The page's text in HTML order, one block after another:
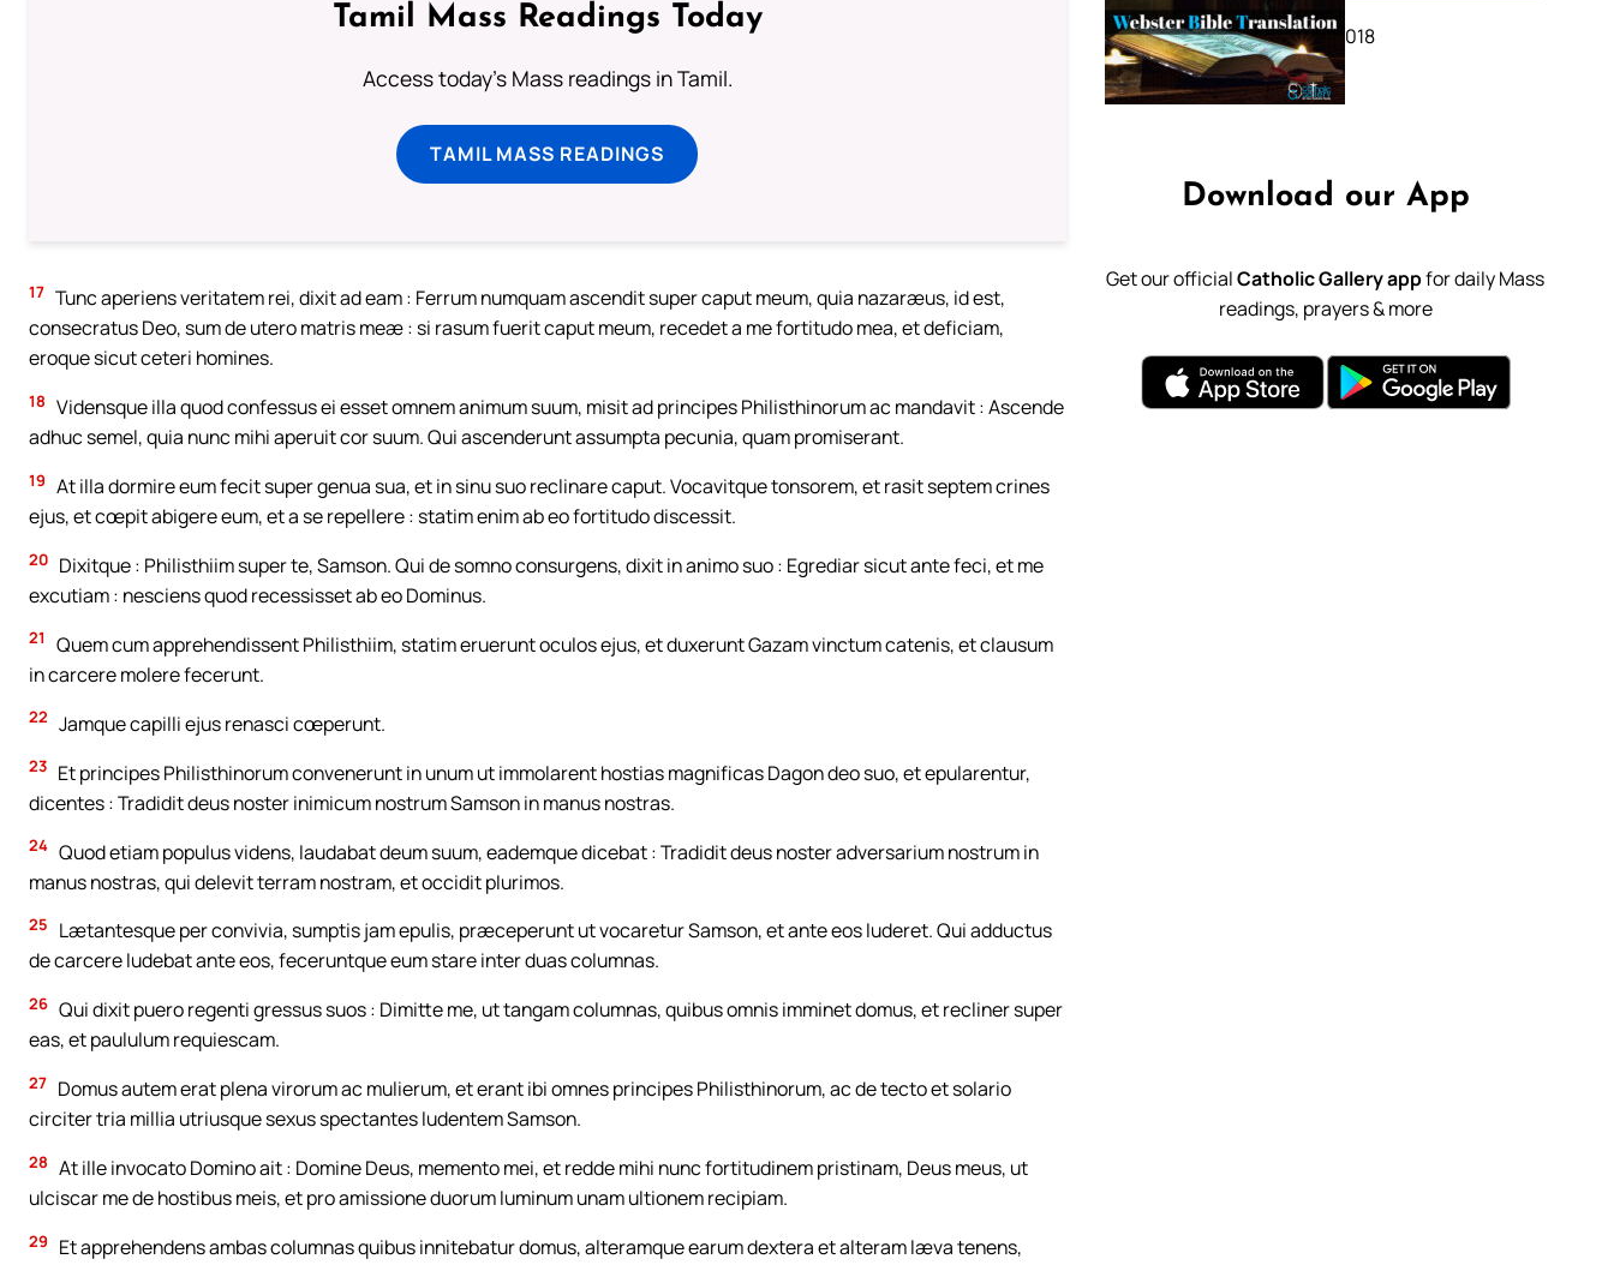
Tamil Mass Readings Today
Access today's Mass readings in Tamil.
TAMIL MASS READINGS
17 Tunc aperiens veritatem rei, dixit ad eam : Ferrum numquam ascendit super caput meum, quia nazaræus, id est,
consecratus Deo, sum de utero matris meæ : si rasum fuerit caput meum, recedet a me fortitudo mea, et deficiam,
eroque sicut ceteri homines.
18 Vidensque illa quod confessus ei esset omnem animum suum, misit ad principes Philisthinorum ac mandavit : Ascende
adhuc semel, quia nunc mihi aperuit cor suum. Qui ascenderunt assumpta pecunia, quam promiserant.
19 At illa dormire eum fecit super genua sua, et in sinu suo reclinare caput. Vocavitque tonsorem, et rasit septem crines
ejus, et cœpit abigere eum, et a se repellere : statim enim ab eo fortitudo discessit.
20 Dixitque : Philisthiim super te, Samson. Qui de somno consurgens, dixit in animo suo : Egrediar sicut ante feci, et me
excutiam : nesciens quod recessisset ab eo Dominus.
21
Quem cum apprehendissent Philisthiim, statim eruerunt oculos ejus, et duxerunt Gazam vinctum catenis, et clausum
in carcere molere fecerunt.
22 Jamque capilli ejus renasci cœperunt.
23 Et principes Philisthinorum convenerunt in unum ut immolarent hostias magnificas Dagon deo suo, et epularentur,
dicentes : Tradidit deus noster inimicum nostrum Samson in manus nostras.
24 Quod etiam populus videns, laudabat deum suum, eademque dicebat : Tradidit deus noster adversarium nostrum in
manus nostras, qui delevit terram nostram, et occidit plurimos.
25
Lætantesque per convivia, sumptis jam epulis, præceperunt ut vocaretur Samson, et ante eos luderet. Qui adductus
de carcere ludebat ante eos, feceruntque eum stare inter duas columnas.
26 Qui dixit puero regenti gressus suos : Dimitte me, ut tangam columnas, quibus omnis imminet domus, et recliner super
eas, et paululum requiescam.
27 Domus autem erat plena virorum ac mulierum, et erant ibi omnes principes Philisthinorum, ac de tecto et solario
circiter tria millia utriusque sexus spectantes ludentem Samson.
28 At ille invocato Domino ait : Domine Deus, memento mei, et redde mihi nunc fortitudinem pristinam, Deus meus, ut
ulciscar me de hostibus meis, et pro amissione duorum luminum unam ultionem recipiam.
29 Et apprehendens ambas columnas quibus innitebatur domus, alteramque earum dextera et alteram læva tenens,
October 11, 2018
Download our App
Get our officialCatholic Gallery appfor daily Mass
readings, prayers & more